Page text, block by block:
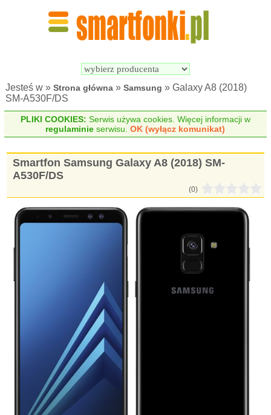
Jesteś w »Strona główna »Samsung » Galaxy A8 (2018)
SM-A530F/DS
PLIKI COOKIES: Serwis używa cookies. Więcej informacji w
regulaminie serwisu.OK (wyłącz komunikat)
Smartfon Samsung Galaxy A8 (2018) SM-
A530F/DS
(0)